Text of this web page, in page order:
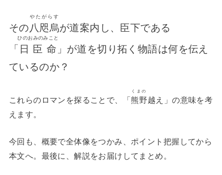
その八咫烏
やたがらす
が道案内し、臣下である
「 日臣命
ひのおみのみこと
」が道を切り拓く物語は何を伝え
ているのか？
これらのロマンを探ることで、「熊野
くまの
越え」の意味を考
えます。
今回も、概要で全体像をつかみ、ポイント把握してから
本文へ。最後に、解説をお届けしてまとめ。